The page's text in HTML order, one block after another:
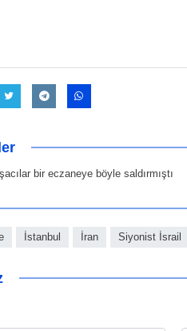
bir eczaneye böyle saldırmıştı
İstanbul İran Siyonist İsrail